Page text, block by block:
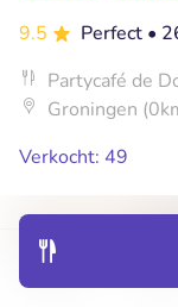
9.5
Perfect •
Partycafé de
Groningen
Verkocht: 49